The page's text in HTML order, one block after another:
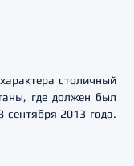
столичный
где должен был
сентября 2013 года.